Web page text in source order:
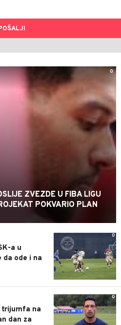
0
ZVEZDE U FIBA LIGU
POKVARIO PLAN
0
a u
da ode i na
0
trijumfa na
dan za